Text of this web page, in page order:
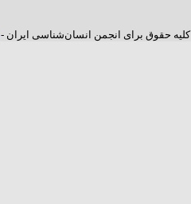
کلیه حقوق برای انجمن انسان‌شناسی ایران -